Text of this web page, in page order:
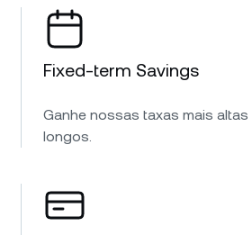
Fixed-term Savings
Ganhe nossas taxas mais
longos.